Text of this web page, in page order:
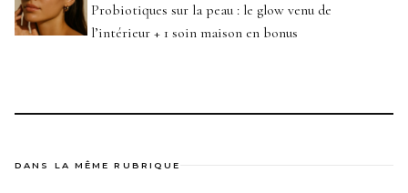
Probiotiques sur la peau : le glow venu de
l’intérieur + 1 soin maison en bonus
DANS LA MÊME RUBRIQUE